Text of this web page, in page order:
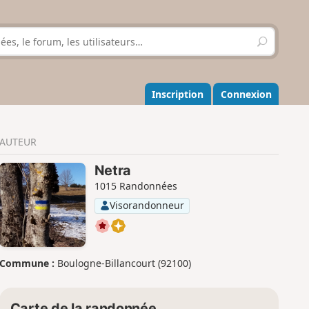
R
e
h
e
r
r
Inscription Connexion
AUTEUR
Netra
1015 Randonnées
Visorandonneur
Commune : Boulogne-Billancourt (92100)